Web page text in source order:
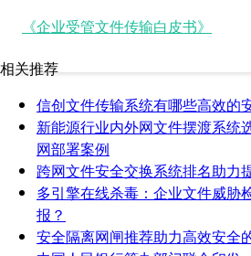
《企业受管文件传输白皮书》
相关推荐
信创文件传输系统有哪些高效的
新能源行业内外网文件摆渡系统
网部署案例
跨网文件安全交换系统排名助力
多引擎在线杀毒：企业文件威胁
报？
安全隔离网闸推荐助力高效安全